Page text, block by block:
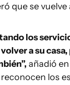
que se vuelve
los
a su casa,
añadió
los